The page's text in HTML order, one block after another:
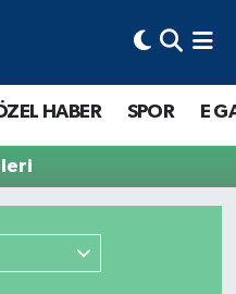
HABER SPOR E
ve Fikstür